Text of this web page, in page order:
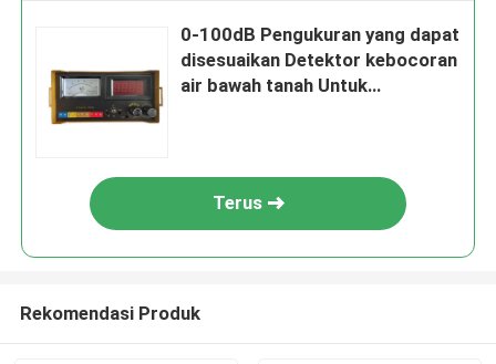
0-100dB Pengukuran yang dapat
disesuaikan Detektor kebocoran
air bawah tanah Untuk
Terus
Rekomendasi Produk